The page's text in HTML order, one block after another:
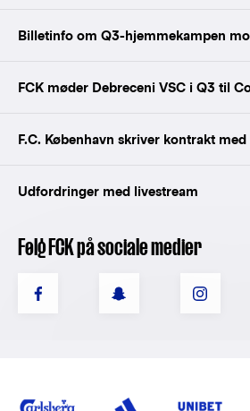
Billetinfo om Q3-hjemmekampen
FCK møder Debreceni VSC i Q3 til
F.C. København skriver kontrakt
Udfordringer med livestream
Følg FCK på sociale medier